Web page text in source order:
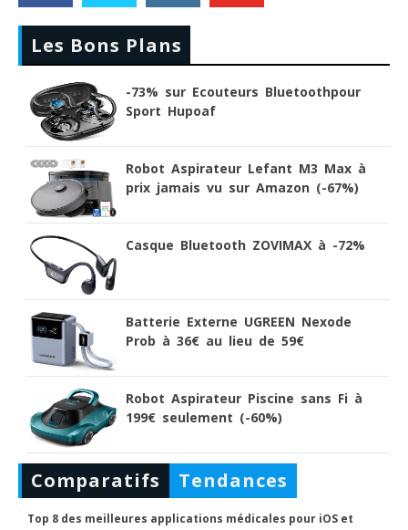
Les Bons Plans
-73% sur Ecouteurs Bluetoothpour
Sport Hupoaf
Robot Aspirateur Lefant M3 Max à
prix jamais vu sur Amazon (-67%)
Casque Bluetooth ZOVIMAX à -72%
Batterie Externe UGREEN Nexode
Prob à 36€ au lieu de 59€
Robot Aspirateur Piscine sans Fi à
199€ seulement (-60%)
Comparatifs Tendances
Top 8 des meilleures applications médicales pour iOS et